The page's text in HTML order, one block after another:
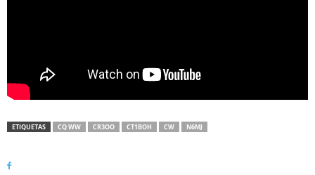
ETIQUETAS CQ WW CR3OO CT1BOH CW N6MJ